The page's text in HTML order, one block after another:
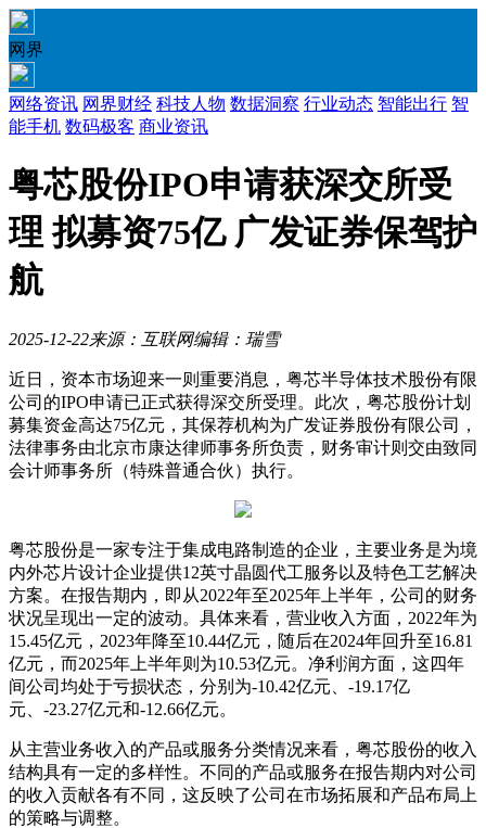
网界
网络资讯 网界财经 科技人物 数据洞察 行业动态 智能出行 智
能手机 数码极客 商业资讯
粤芯股份IPO申请获深交所受
理 拟募资75亿 广发证券保驾护
航
2025-12-22来源：互联网编辑：瑞雪
近日，资本市场迎来一则重要消息，粤芯半导体技术股份有限
公司的IPO申请已正式获得深交所受理。此次，粤芯股份计划
募集资金高达75亿元，其保荐机构为广发证券股份有限公司，
法律事务由北京市康达律师事务所负责，财务审计则交由致同
会计师事务所（特殊普通合伙）执行。
粤芯股份是一家专注于集成电路制造的企业，主要业务是为境
内外芯片设计企业提供12英寸晶圆代工服务以及特色工艺解决
方案。在报告期内，即从2022年至2025年上半年，公司的财务
状况呈现出一定的波动。具体来看，营业收入方面，2022年为
15.45亿元，2023年降至10.44亿元，随后在2024年回升至16.81
亿元，而2025年上半年则为10.53亿元。净利润方面，这四年
间公司均处于亏损状态，分别为-10.42亿元、-19.17亿
元、-23.27亿元和-12.66亿元。
从主营业务收入的产品或服务分类情况来看，粤芯股份的收入
结构具有一定的多样性。不同的产品或服务在报告期内对公司
的收入贡献各有不同，这反映了公司在市场拓展和产品布局上
的策略与调整。